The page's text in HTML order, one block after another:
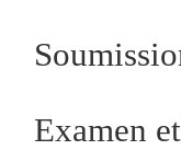
Examen